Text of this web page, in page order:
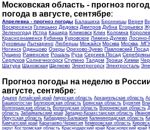
Московская область - прогноз
погода в августе, сентябре:
Апрелевка - прогноз погоды Балашиха Бронницы Верея
Воскресенск Голицыно Дедовск Дмитров Дубна Егорьевск
Зеленоград Истра Кашира Климовск Клин Коломна Королев
Краснознаменск Кубинка Куровское Ликино-Дулево Лосино-
Луховицы Лыткарино Люберцы Можайск Москва Москва, МГУ
Ногинск Одинцово Озеры Орехово-Зуево Павловский Посад
Пущино Раменское Рошаль Руза Сергиев Посад
Серпухов Солнечногорск Ступино Талдом Троицк Химки
Шатура Шаховская Щелково Электрогорск Электросталь
Прогноз погоды на неделю в
августе, сентябре:
Адыгея Алтайский край Амурская область Архангельская область
Башкортостан Белгородская область Брянская область Бурятия
Волгоградская область Вологодская область Воронежская область
область Забайкальский край Западно-Казахстанская область
Иркутская область Кабардино-Балкария Калининградская область
Камчатский край Карачаево-Черкесия Кемеровская область
округ Костромская область Краснодарский край Красноярский край